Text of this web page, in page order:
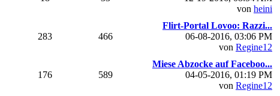
von heini
283 466
Flirt-Portal Lovoo: Razzi...
06-08-2016, 03:06 PM
von Regine12
176 589
Miese Abzocke auf Faceboo...
04-05-2016, 01:19 PM
von Regine12